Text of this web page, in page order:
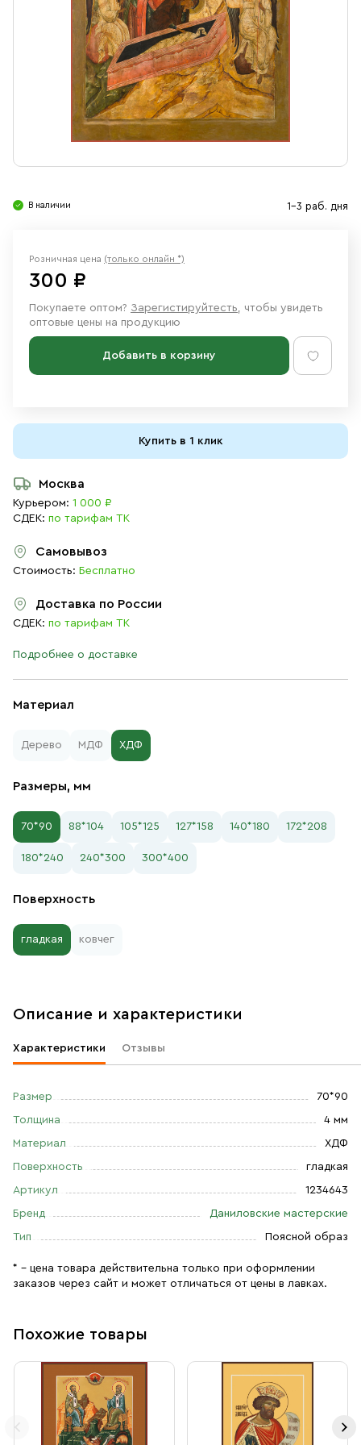
Ювелирные изделия
В наличии 1-3 раб. дня
Материал
Дерево МДФ ХДФ
Размеры, мм
70*90 88*104 105*125 127*158 140*180 172*208
180*240 240*300 300*400
Поверхность
гладкая ковчег
Розничная цена (только онлайн *)
300 ₽
Покупаете оптом? Зарегистируйтесть, чтобы увидеть
оптовые цены на продукцию
Добавить в корзину
Купить в 1 клик
Москва
Курьером: 1 000 ₽
СДЕК: по тарифам ТК
Самовывоз
Стоимость: Бесплатно
Доставка по России
СДЕК: по тарифам ТК
Подробнее о доставке
Описание и характеристики
Характеристики Отзывы
Размер 70*90
Толщина 4 мм
Материал ХДФ
Поверхность гладкая
Артикул 1234643
Бренд Даниловские мастерские
Тип Поясной образ
* – цена товара действительна только при оформлении
заказов через сайт и может отличаться от цены в лавках.
Похожие товары